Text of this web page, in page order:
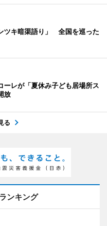
ツキ暗渠語り」 全国を巡った
ーレが「夏休み子ども居場所ス
放
る
ンキング